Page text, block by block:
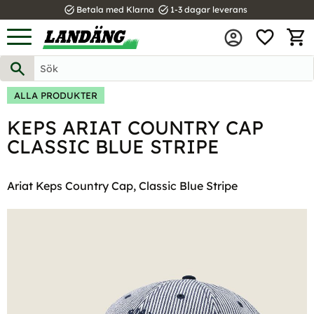
Meny
task_alt Betala med Klarna task_alt 1-3 dagar leverans
ALLA PRODUKTER
KEPS ARIAT COUNTRY CAP
CLASSIC BLUE STRIPE
Ariat Keps Country Cap, Classic Blue Stripe